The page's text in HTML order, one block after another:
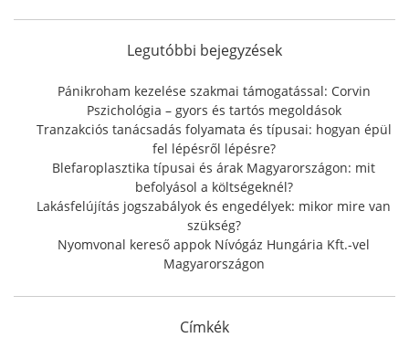
f
r
:
Legutóbbi bejegyzések
Pánikroham kezelése szakmai támogatással: Corvin
Pszichológia – gyors és tartós megoldások
Tranzakciós tanácsadás folyamata és típusai: hogyan épül
fel lépésről lépésre?
Blefaroplasztika típusai és árak Magyarországon: mit
befolyásol a költségeknél?
Lakásfelújítás jogszabályok és engedélyek: mikor mire van
szükség?
Nyomvonal kereső appok Nívógáz Hungária Kft.-vel
Magyarországon
Címkék